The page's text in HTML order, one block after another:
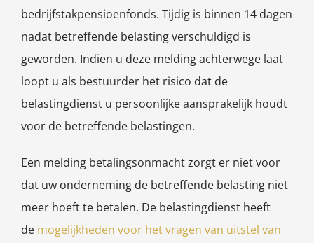
bedrijfstakpensioenfonds. Tijdig is binnen 14 dagen
nadat betreffende belasting verschuldigd is
geworden. Indien u deze melding achterwege laat
loopt u als bestuurder het risico dat de
belastingdienst u persoonlijke aansprakelijk houdt
voor de betreffende belastingen.
Een melding betalingsonmacht zorgt er niet voor
dat uw onderneming de betreffende belasting niet
meer hoeft te betalen. De belastingdienst heeft
de mogelijkheden voor het vragen van uitstel van